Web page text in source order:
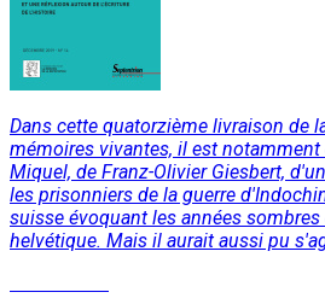
Dans cette quatorzième livraison de
mémoires vivantes, il est
Miquel, de Franz-Olivier Giesbert,
les prisonniers de la guerre
suisse évoquant les années
helvétique. Mais il aurait aussi pu